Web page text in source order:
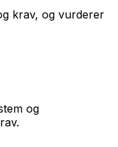
krav, og vurderer
og